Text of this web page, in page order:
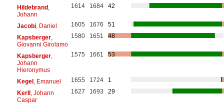
Hildebrand,
Johann
1614 1684 42
Jacobi, Daniel 1605 1676
51
Kapsberger,
Giovanni Girolamo
1580 1651 48
Kapsberger,
Johann
Hieronymus
1575 1661 53
Kegel, Emanuel 1655 1724
1
Kerll, Johann
Caspar
1627 1693 29